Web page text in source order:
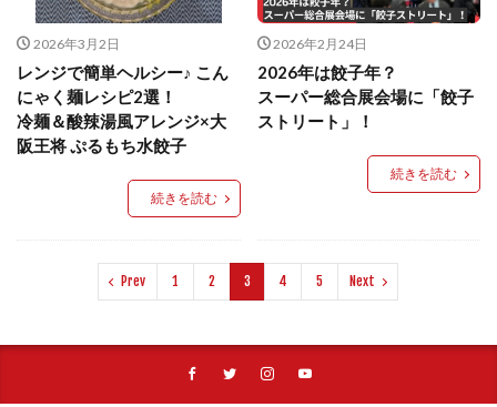
2026年3月2日
レンジで簡単ヘルシー♪ こん
にゃく麺レシピ2選！
冷麺＆酸辣湯風アレンジ×大
阪王将 ぷるもち水餃子
続きを読む
2026年2月24日
2026年は餃子年？
スーパー総合展会場に「餃子
ストリート」！
続きを読む
Prev 1 2 3 4 5 Next